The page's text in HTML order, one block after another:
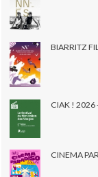
BIARRITZ
CIAK !
CINEMA